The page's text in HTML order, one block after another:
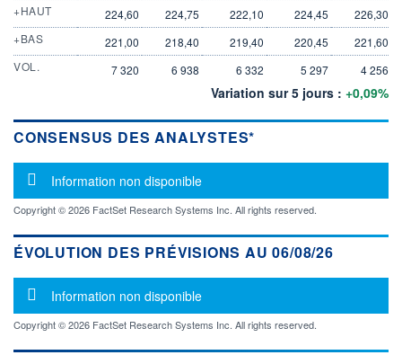
+HAUT
224,60 224,75 222,10 224,45
226,30
+BAS
221,00 218,40 219,40 220,45
221,60
VOL.
7 320 6 938 6 332 5 297 4 256
Variation sur 5 jours : +0,09%
CONSENSUS DES ANALYSTES*
Message d'information
Information non disponible
Copyright © 2026 FactSet Research Systems Inc. All rights reserved.
ÉVOLUTION DES PRÉVISIONS AU 06/08/26
Message d'information
Information non disponible
Copyright © 2026 FactSet Research Systems Inc. All rights reserved.